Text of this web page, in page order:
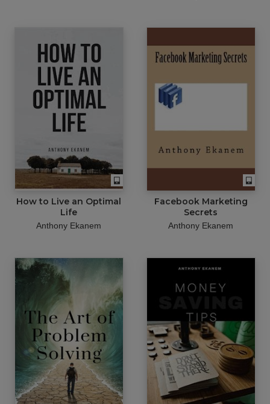
How to Live an Optimal
Life
Anthony Ekanem
Facebook Marketing
Secrets
Anthony Ekanem